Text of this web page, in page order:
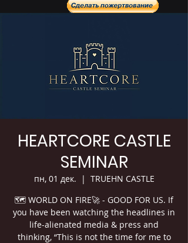
HEARTCORE CASTLE
SEMINAR
пн, 01 дек.
  |
TRUEHN CASTLE
🗺 WORLD ON FIRE🚀 - GOOD FOR US. If
you have been watching the headlines in
life-alienated media & press and
thinking, “This is not the time for me to